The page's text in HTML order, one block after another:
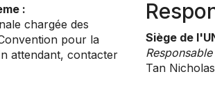
:
chargée des
pour la
attendant, contacter
Siège de
Tan